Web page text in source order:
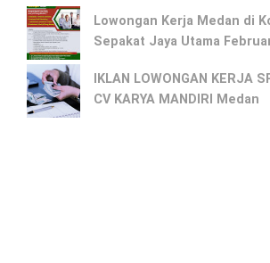
Lowongan Kerja Medan di
Sepakat Jaya Utama
IKLAN LOWONGAN KERJA
CV KARYA MANDIRI Medan